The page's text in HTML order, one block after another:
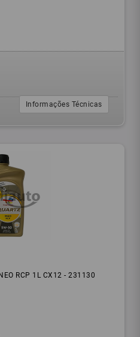
Informações Técnicas
RCP 1L CX12 - 231130